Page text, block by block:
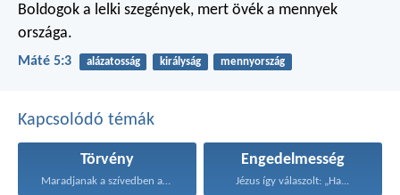
Boldogok a lelki szegények, mert övék a mennyek
országa.
Máté 5:3 alázatosság királyság mennyország
Kapcsolódó témák
Törvény
Maradjanak a szívedben azok...
Engedelmesség
Jézus így válaszolt: „Ha...